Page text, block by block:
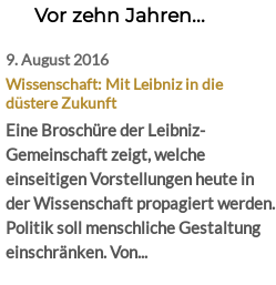
Vor zehn Jahren...
9. August 2016
Wissenschaft: Mit Leibniz in die
düstere Zukunft
Eine Broschüre der Leibniz-
Gemeinschaft zeigt, welche
einseitigen Vorstellungen heute in
der Wissenschaft propagiert werden.
Politik soll menschliche Gestaltung
einschränken. Von...